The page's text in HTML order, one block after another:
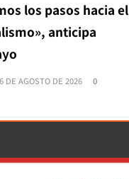
los pasos hacia el
anticipa
6 DE AGOSTO DE 2026 0